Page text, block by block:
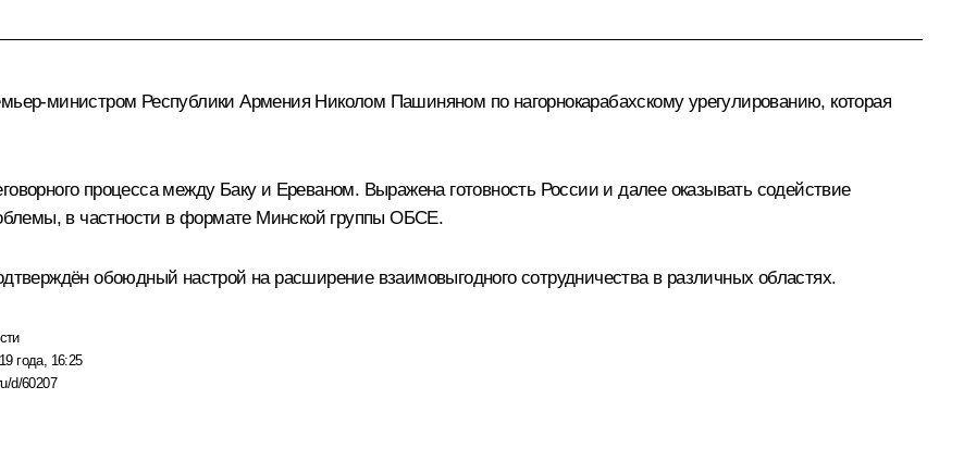
министром Республики Армения Николом Пашиняном по нагорнокарабахскому урегулированию, которая
процесса между Баку и Ереваном. Выражена готовность России и далее оказывать содействие
в частности в формате Минской группыОБСЕ.
обоюдный настрой на расширение взаимовыгодного сотрудничества в различных областях.
года, 16:25
d/60207